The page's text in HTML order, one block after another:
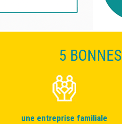
5
une entreprise familiale